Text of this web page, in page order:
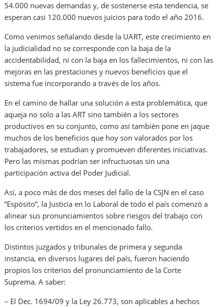
54.000 nuevas demandas y, de sostenerse esta tendencia, se
esperan casi 120.000 nuevos juicios para todo el año 2016.
Como venimos señalando desde la UART, este crecimiento en
la judicialidad no se corresponde con la baja de la
accidentabilidad, ni con la baja en los fallecimientos, ni con las
mejoras en las prestaciones y nuevos beneficios que el
sistema fue incorporando a través de los años.
En el camino de hallar una solución a esta problemática, que
aqueja no solo a las ART sino también a los sectores
productivos en su conjunto, como así también pone en jaque
muchos de los beneficios que hoy son valorados por los
trabajadores, se estudian y promueven diferentes iniciativas.
Pero las mismas podrían ser infructuosas sin una
participación activa del Poder Judicial.
Así, a poco más de dos meses del fallo de la CSJN en el caso
“Espósito”, la Justicia en lo Laboral de todo el país comenzó a
alinear sus pronunciamientos sobre riesgos del trabajo con
los criterios vertidos en el mencionado fallo.
Distintos juzgados y tribunales de primera y segunda
instancia, en diversos lugares del país, fueron haciendo
propios los criterios del pronunciamiento de la Corte
Suprema. A saber:
– El Dec. 1694/09 y la Ley 26.773, son aplicables a hechos